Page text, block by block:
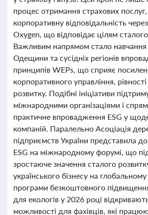
процес отримання страхових
корпоративну відповідальність
Oxygen, що відповідає цілям
Важливим напрямом стало навчання
Одещини та сусідніх регіонів
принципів WEPs, що сприяє
корпоративного управління,
розвитку. Подібні ініціативи
міжнародними організаціями і
практичне впровадження ESG у
компаній. Паралельно Асоціація
підприємств України представила
ESG на міжнародному форумі, що
зростаюче значення сталого
українського бізнесу на
програми безкоштовного підвищення
для екологів у 2026 році
можливості для фахівців, які